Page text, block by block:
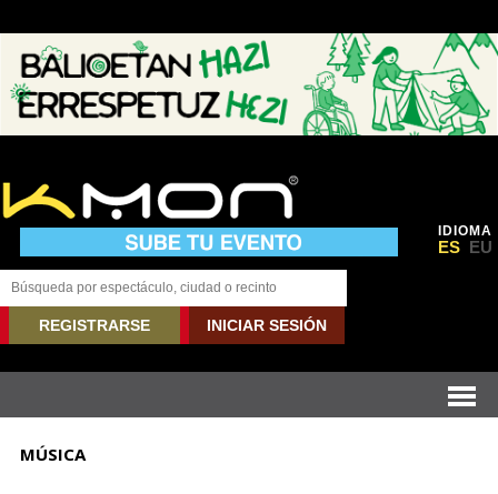
IDIOMA
ES EU
REGISTRARSE INICIAR SESIÓN
MÚSICA